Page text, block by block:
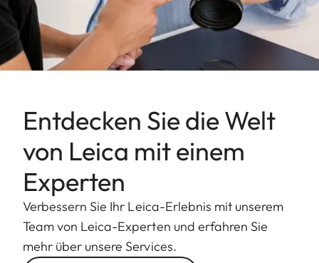
Entdecken Sie die Welt
von Leica mit einem
Experten
Verbessern Sie Ihr Leica-Erlebnis mit unserem
Team von Leica-Experten und erfahren Sie
mehr über unsere Services.